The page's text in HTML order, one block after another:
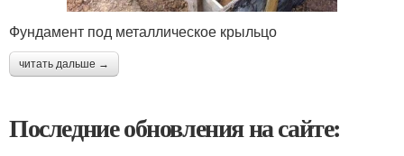
Фундамент под металлическое крыльцо
читать дальше →
Последние обновления на сайте: